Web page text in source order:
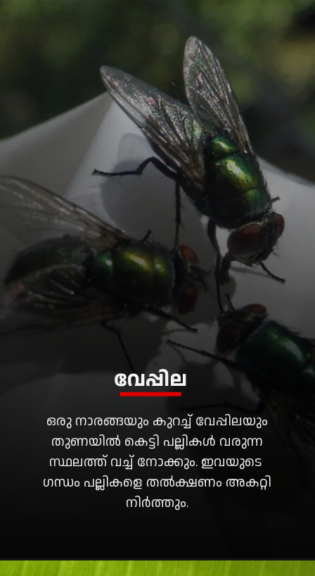
ഒരു നാരങ്ങയും കുറച്ച് വേപ്പിലയും
തുണയിൽ കെട്ടി പല്ലികൾ വരുന്ന
സ്ഥലത്ത് വച്ച് നോക്കും. ഇവയുടെ ​
ഗന്ധം പല്ലികളെ തൽക്ഷണം അകറ്റി
വേപ്പില